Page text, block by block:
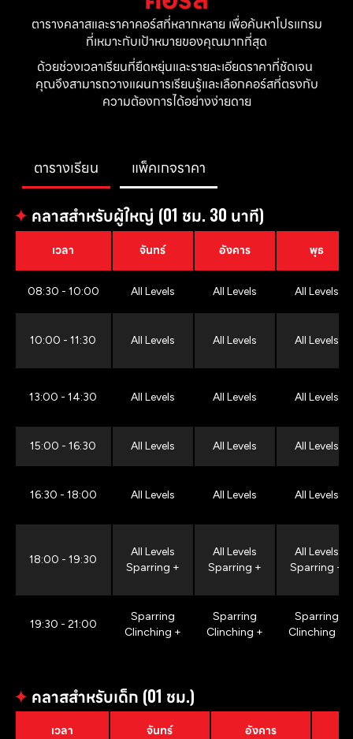
ตารางคลาสและราคาคอร์สที่หลากหลาย เพื่อค้นหาโปรแกรม
ที่เหมาะกับเป้าหมายของคุณมากที่สุด
ด้วยช่วงเวลาเรียนที่ยืดหยุ่นและรายละเอียดราคาที่ชัดเจน
คุณจึงสามารถวางแผนการเรียนรู้และเลือกคอร์สที่ตรงกับ
ความต้องการได้อย่างง่ายดาย
ตารางเรียน แพ็คเกจราคา
✦ คลาสสำหรับผู้ใหญ่ (01 ชม. 30 นาที)
เวลา จันทร์ อังคาร พุธ
08:30 - 10:00 All Levels All Levels All Levels
10:00 - 11:30 All Levels All Levels All Levels
13:00 - 14:30 All Levels All Levels All Levels
15:00 - 16:30 All Levels All Levels All Levels
16:30 - 18:00 All Levels All Levels All Levels
18:00 - 19:30
All Levels
Sparring +
All Levels
Sparring +
All Levels
Sparring +
19:30 - 21:00
Sparring
Clinching +
Sparring
Clinching +
Sparring
Clinching +
✦ คลาสสำหรับเด็ก (01 ชม.)
เวลา จันทร์ อังคาร